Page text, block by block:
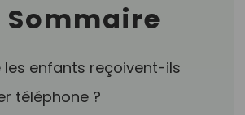
Sommaire
les enfants reçoivent-ils
téléphone ?